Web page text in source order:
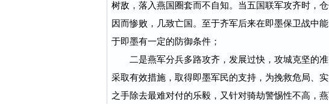
树敌，落入燕国圈套而不自知。当五国联军攻齐时，
因而惨败，几致亡国。至于齐军后来在即墨保卫战中
于即墨有一定的防御条件；
二是燕军分兵多路攻齐，发展过快，攻城克坚的准
采取有效措施，取得即墨军民的支持，为挽救危局、
之手除去最难对付的乐毅，又针对骑劫警惕性不高，